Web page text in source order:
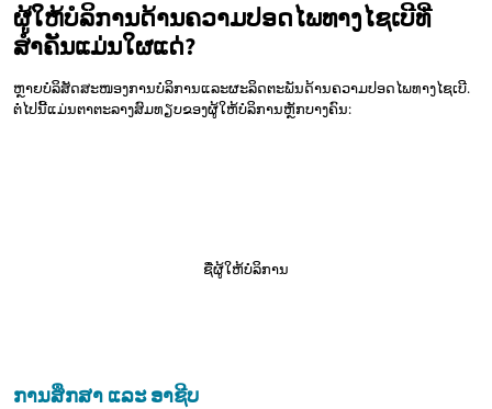
ຜູ້ໃຫ້ບໍລິການດ້ານຄວາມປອດໄພທາງໄຊເບີທີ່
ສຳຄັນແມ່ນໃຜແດ່?
ຫຼາຍບໍລິສັດສະໜອງການບໍລິການແລະຜະລິດຕະພັນດ້ານຄວາມປອດໄພທາງໄຊເບີ.
ຕໍ່ໄປນີ້ແມ່ນຕາຕະລາງສົມທຽບຂອງຜູ້ໃຫ້ບໍລິການຫຼັກບາງຄົນ:
ຊື່ຜູ້ໃຫ້ບໍລິການ
ການສຶກສາ ແລະ ອາຊີບ